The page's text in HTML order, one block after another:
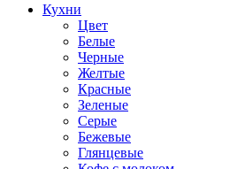
Кухни
Цвет
Белые
Черные
Желтые
Красные
Зеленые
Серые
Бежевые
Глянцевые